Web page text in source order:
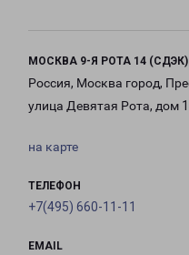
МОСКВА 9-Я РОТА 14 (СДЭК)
Россия, Москва город,
улица Девятая Рота, дом
на карте
ТЕЛЕФОН
+7(495) 660-11-11
EMAIL